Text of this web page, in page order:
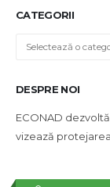
CATEGORII
DESPRE NOI